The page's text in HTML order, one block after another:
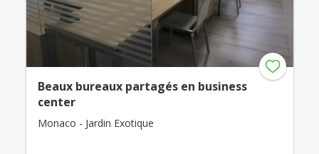
Beaux bureaux partagés en business
center
Monaco - Jardin Exotique